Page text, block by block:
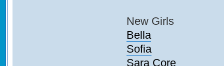
New Girls
Bella
Sofia
Sara Core